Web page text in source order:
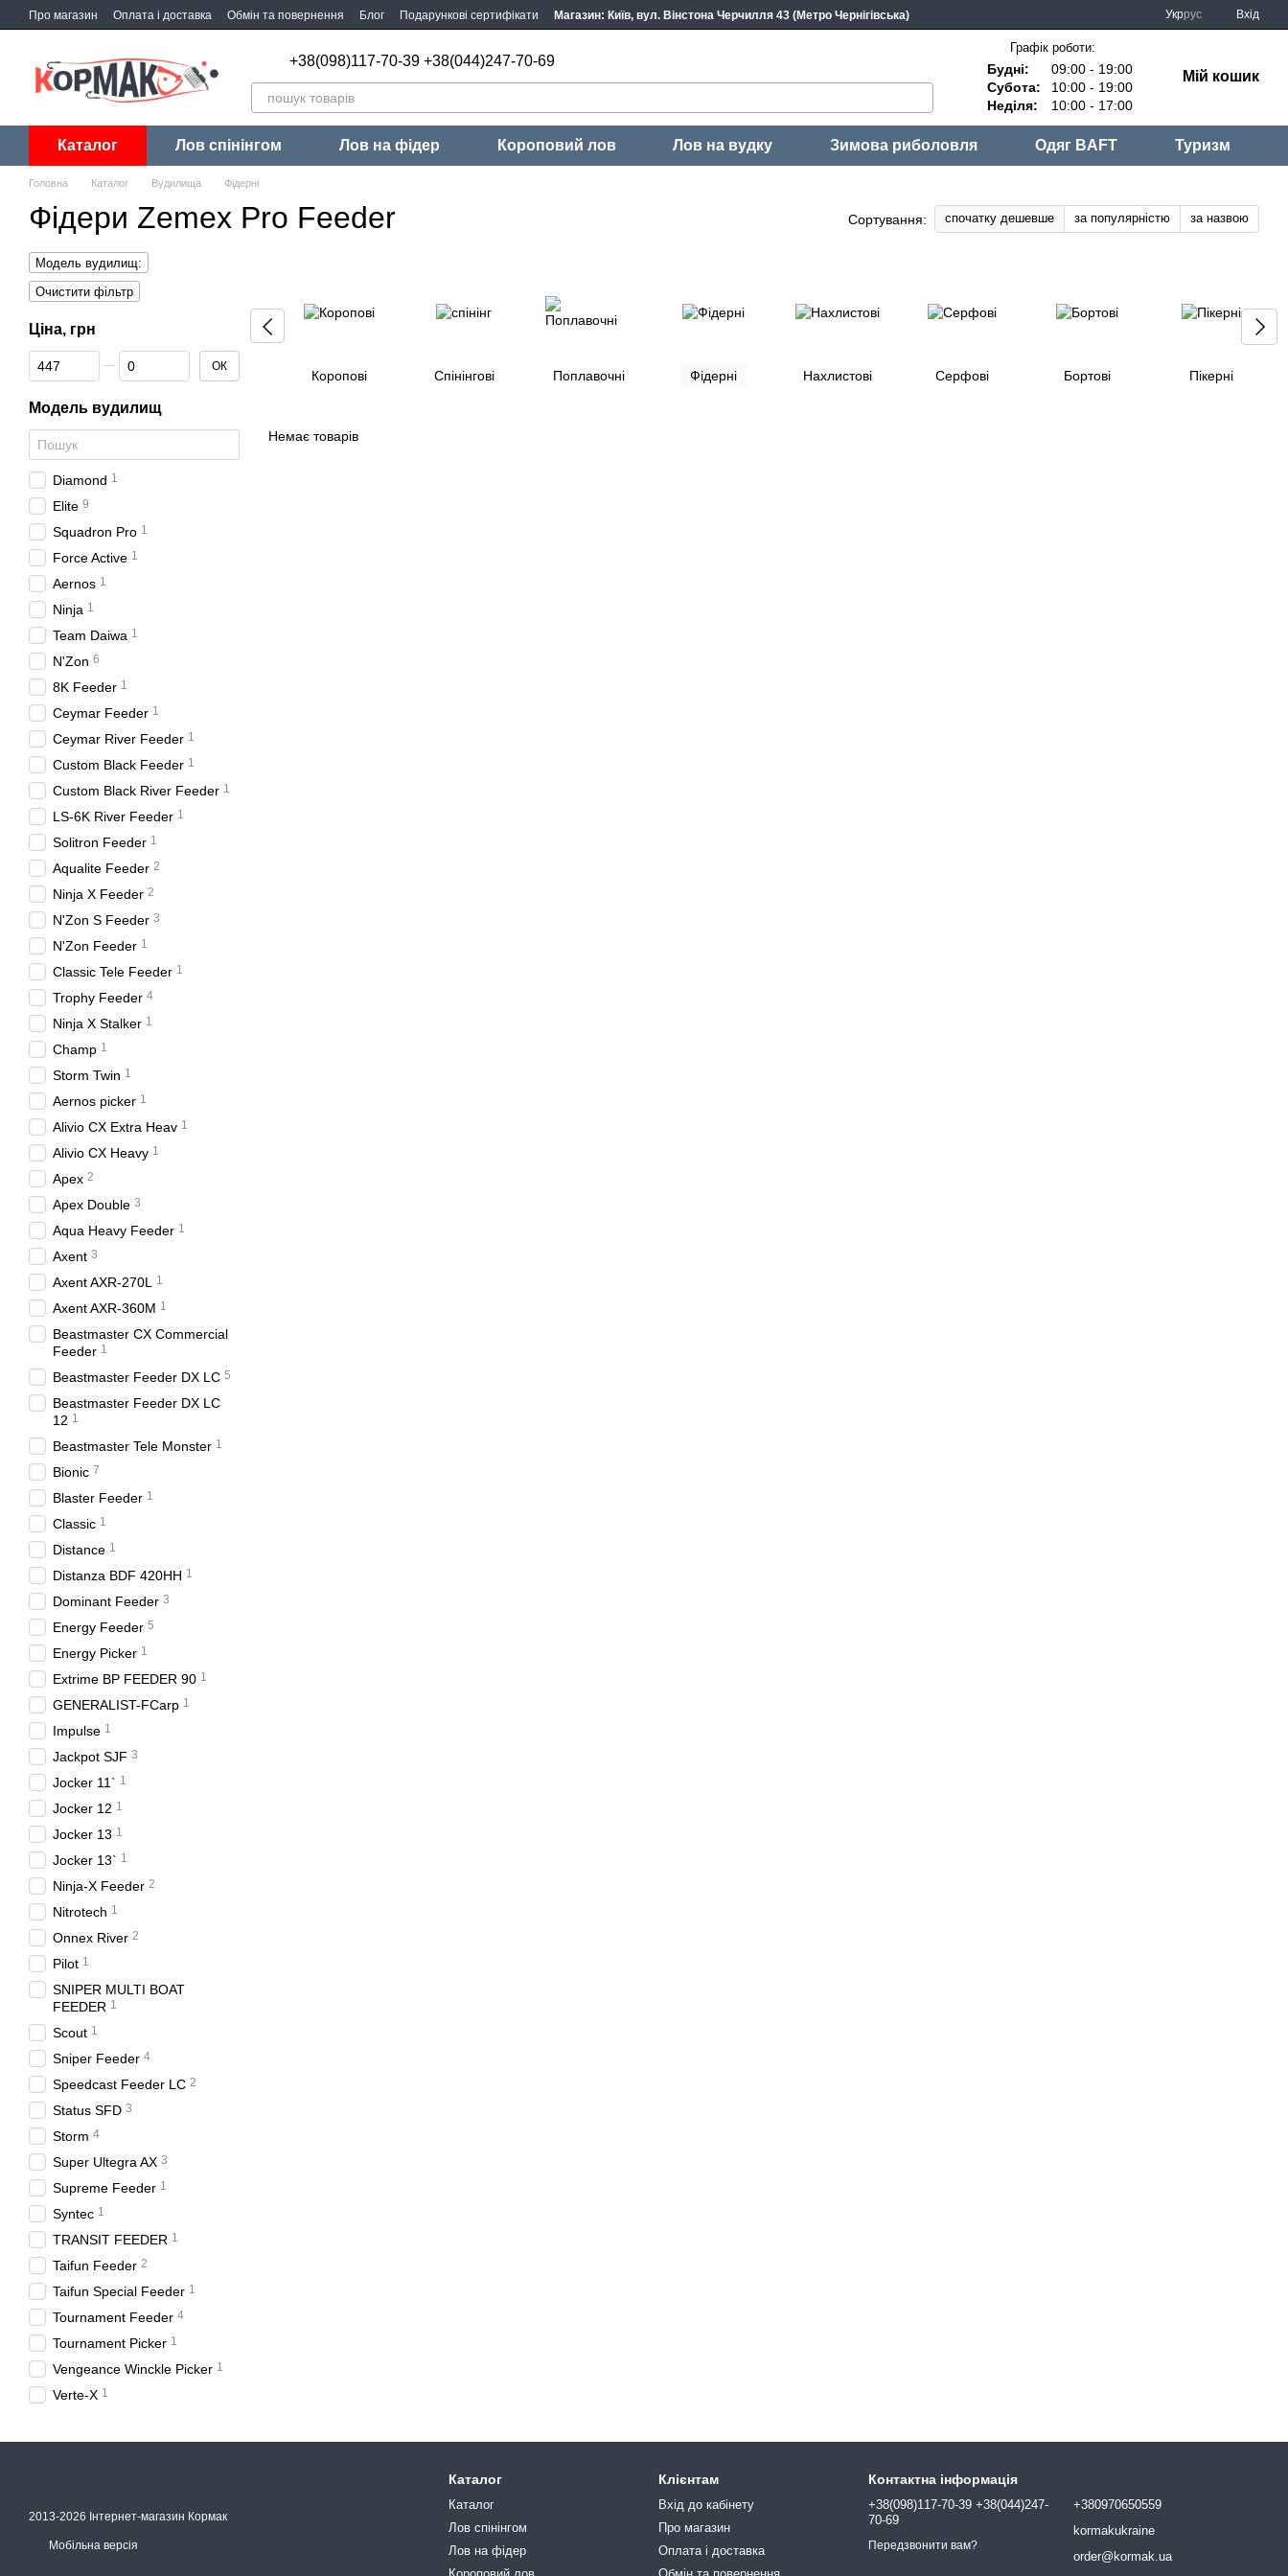
Перейти до основного контенту
Про магазин Оплата і доставка Обмін та повернення Блог Подарункові сертифікати Магазин: Київ, вул. Вінстона Черчилля 43 (Метро Чернігівська) Укррус Вхід
+38(098)117-70-39 +38(044)247-70-69
Графік роботи:
Будні:
09:00 - 19:00
Субота:
10:00 - 19:00
Неділя:
10:00 - 17:00
Мій кошик
Каталог Лов спінінгом Лов на фідер Короповий лов Лов на вудку Зимова риболовля Одяг BAFT Туризм
Головна Каталог Вудилища Фідерні
Фідери Zemex Pro Feeder Сортування: спочатку дешевше за популярністю за назвою
Коропові Спінінгові Поплавочні Фідерні Нахлистові Серфові Бортові Пікерні
Немає товарів
Модель вудилищ:
Очистити фільтр
Ціна, грн
Від Ціна, грн
До Ціна, грн ОК
Модель вудилищ
Diamond 1
Elite 9
Squadron Pro 1
Force Active 1
Aernos 1
Ninja 1
Team Daiwa 1
N'Zon 6
8K Feeder 1
Ceymar Feeder 1
Ceymar River Feeder 1
Custom Black Feeder 1
Custom Black River Feeder 1
LS-6K River Feeder 1
Solitron Feeder 1
Aqualite Feeder 2
Ninja X Feeder 2
N'Zon S Feeder 3
N'Zon Feeder 1
Classic Tele Feeder 1
Trophy Feeder 4
Ninja X Stalker 1
Champ 1
Storm Twin 1
Aernos picker 1
Alivio CX Extra Heav 1
Alivio CX Heavy 1
Apex 2
Apex Double 3
Aqua Heavy Feeder 1
Axent 3
Axent AXR-270L 1
Axent AXR-360M 1
Beastmaster CX Commercial
Feeder 1
Beastmaster Feeder DX LC 5
Beastmaster Feeder DX LC
12 1
Beastmaster Tele Monster 1
Bionic 7
Blaster Feeder 1
Classic 1
Distance 1
Distanza BDF 420HH 1
Dominant Feeder 3
Energy Feeder 5
Energy Picker 1
Extrime BP FEEDER 90 1
GENERALIST-FCarp 1
Impulse 1
Jackpot SJF 3
Jocker 11` 1
Jocker 12 1
Jocker 13 1
Jocker 13` 1
Ninja-X Feeder 2
Nitrotech 1
Onnex River 2
Pilot 1
SNIPER MULTI BOAT
FEEDER 1
Scout 1
Sniper Feeder 4
Speedcast Feeder LC 2
Status SFD 3
Storm 4
Super Ultegra AX 3
Supreme Feeder 1
Syntec 1
TRANSIT FEEDER 1
Taifun Feeder 2
Taifun Special Feeder 1
Tournament Feeder 4
Tournament Picker 1
Vengeance Winckle Picker 1
Verte-X 1
2013-2026 Інтернет-магазин Кормак
Мобільна версія
Каталог
Каталог
Лов спінінгом
Лов на фідер
Клієнтам
Вхід до кабінету
Про магазин
Оплата і доставка
Контактна інформація
+38(098)117-70-39 +38(044)247-
70-69
Передзвонити вам?
+380970650559
kormakukraine
order@kormak.ua